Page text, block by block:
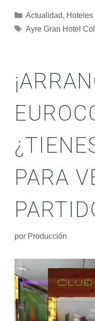
Actualidad, Hoteles
Ayre Gran Hotel
PARA
por Producción